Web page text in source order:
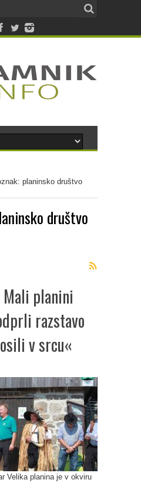
planinsko društvo
društvo
planini
razstavo
v srcu«
Velika planina je v okviru